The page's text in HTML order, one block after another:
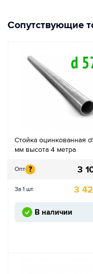
Сопутствующие
Стойка оцинкованная
мм высота 4 метра
Опт ? 3
За 1 шт. 3
В наличии